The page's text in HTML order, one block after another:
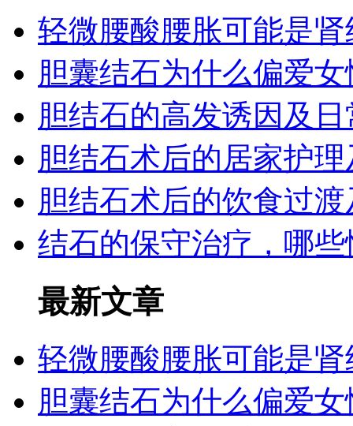
轻微腰酸腰胀可能是
胆囊结石为什么偏爱
胆结石的高发诱因及
胆结石术后的居家护
胆结石术后的饮食过
结石的保守治疗，哪
最新文章
轻微腰酸腰胀可能是
胆囊结石为什么偏爱